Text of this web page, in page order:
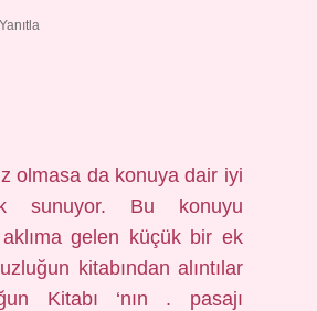
Yanıtla
olmasa da konuya dair iyi
sunuyor. Bu konuyu
gelen küçük bir ek
kitabından alıntılar
Kitabı ‘nın . pasajı